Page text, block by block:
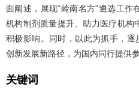
面阐述，展现“岭南名方”遴选工作
机构制剂质量提升、助力医疗机构
积极影响。同时，以此为抓手，逐
创新发展新路径，为国内同行提供参
关键词